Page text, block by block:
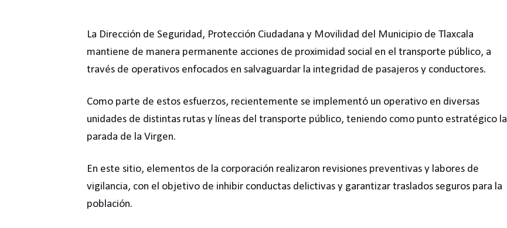
La Dirección de Seguridad, Protección Ciudadana y Movilidad del Municipio de Tlaxcala
mantiene de manera permanente acciones de proximidad social en el transporte público, a
través de operativos enfocados en salvaguardar la integridad de pasajeros y conductores.
Como parte de estos esfuerzos, recientemente se implementó un operativo en diversas
unidades de distintas rutas y líneas del transporte público, teniendo como punto estratégico la
parada de la Virgen.
En este sitio, elementos de la corporación realizaron revisiones preventivas y labores de
vigilancia, con el objetivo de inhibir conductas delictivas y garantizar traslados seguros para la
población.